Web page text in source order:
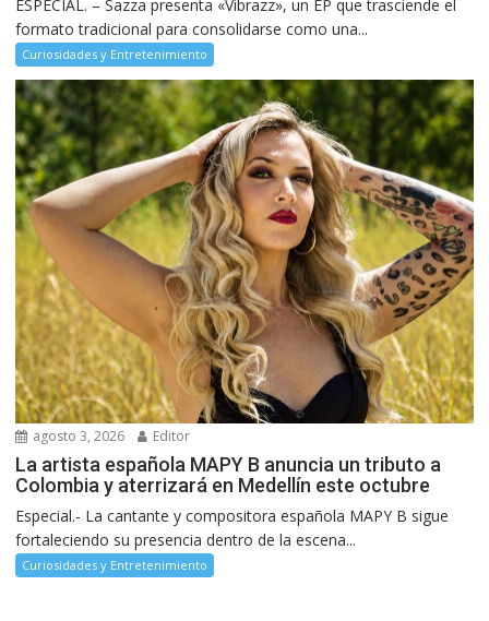
ESPECIAL. – Sazza presenta «Vibrazz», un EP que trasciende el
formato tradicional para consolidarse como una...
Curiosidades y Entretenimiento
agosto 3, 2026 Editor
La artista española MAPY B anuncia un tributo a
Colombia y aterrizará en Medellín este octubre
Especial.- La cantante y compositora española MAPY B sigue
fortaleciendo su presencia dentro de la escena...
Curiosidades y Entretenimiento